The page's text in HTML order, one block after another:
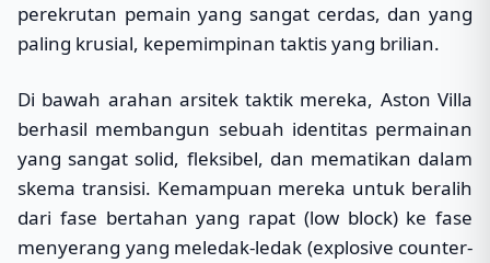
perekrutan pemain yang sangat cerdas, dan yang
paling krusial, kepemimpinan taktis yang brilian.
Di bawah arahan arsitek taktik mereka, Aston Villa
berhasil membangun sebuah identitas permainan
yang sangat solid, fleksibel, dan mematikan dalam
skema transisi. Kemampuan mereka untuk beralih
dari fase bertahan yang rapat (low block) ke fase
menyerang yang meledak-ledak (explosive counter-